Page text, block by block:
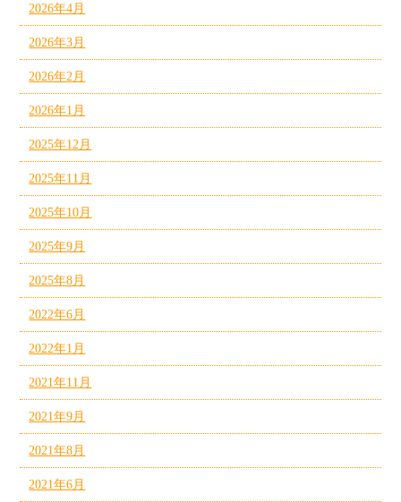
2026年4月
2026年3月
2026年2月
2026年1月
2025年12月
2025年11月
2025年10月
2025年9月
2025年8月
2022年6月
2022年1月
2021年11月
2021年9月
2021年8月
2021年6月